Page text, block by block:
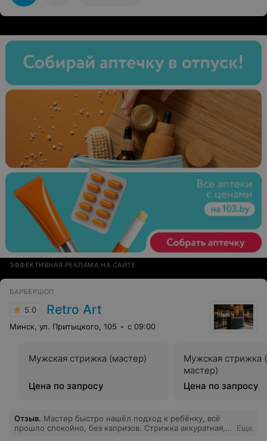
приходишь как к хорошему знакомому, а уходишь с
отличным настроением и свежим образом. Спасибо за
ЭФФЕКТИВНАЯ РЕКЛАМА НА САЙТЕ
БАРБЕРШОП
5.0 Retro Art
Минск, ул. Притыцкого, 105 с 09:00
Мужская стрижка (мастер)
Цена по запросу
Мужская стрижка
мастер)
Цена по запросу
Отзыв. Мастер быстро нашёл подход к ребёнку, всё
прошло спокойно, без капризов. Стрижка аккуратная,
Еще